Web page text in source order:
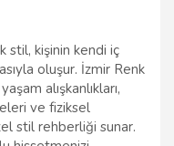
stil, kişinin kendi iç
oluşur. İzmir Renk
alışkanlıkları,
ve fiziksel
stil rehberliği sunar.